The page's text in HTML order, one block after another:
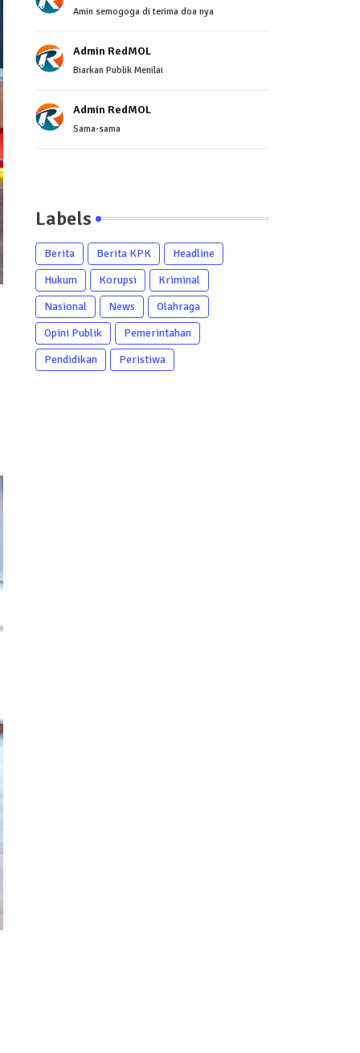
Amin semogoga di terima doa nya
Admin RedMOL
Biarkan Publik Menilai
Admin RedMOL
Sama-sama
Labels
Berita Berita KPK
Headline
Hukum
Korupsi
Kriminal
Nasional
News
Olahraga
Opini Publik
Pemerintahan
Pendidikan
Peristiwa